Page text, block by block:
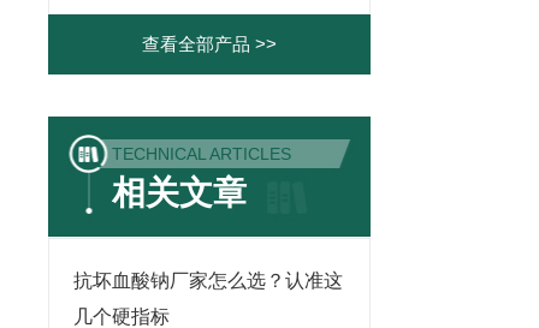
查看全部产品 >>
TECHNICAL ARTICLES
相关文章
抗坏血酸钠厂家怎么选？认准这
几个硬指标